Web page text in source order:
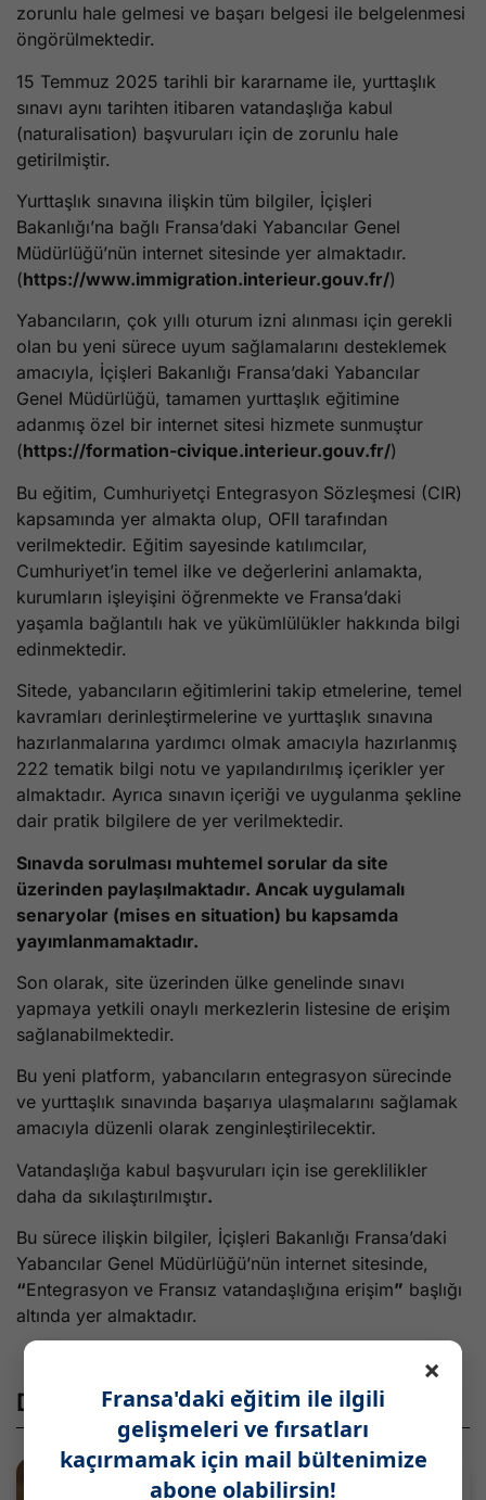
zorunlu hale gelmesi ve başarı belgesi ile belgelenmesi
öngörülmektedir.
15 Temmuz 2025 tarihli bir kararname ile, yurttaşlık
sınavı aynı tarihten itibaren vatandaşlığa kabul
(naturalisation) başvuruları için de zorunlu hale
getirilmiştir.
Yurttaşlık sınavına ilişkin tüm bilgiler, İçişleri
Bakanlığı’na bağlı Fransa’daki Yabancılar Genel
Müdürlüğü’nün internet sitesinde yer almaktadır.
(https://www.immigration.interieur.gouv.fr/)
Yabancıların, çok yıllı oturum izni alınması için gerekli
olan bu yeni sürece uyum sağlamalarını desteklemek
amacıyla, İçişleri Bakanlığı Fransa’daki Yabancılar
Genel Müdürlüğü, tamamen yurttaşlık eğitimine
adanmış özel bir internet sitesi hizmete sunmuştur
(https://formation-civique.interieur.gouv.fr/)
Bu eğitim, Cumhuriyetçi Entegrasyon Sözleşmesi (CIR)
kapsamında yer almakta olup, OFII tarafından
verilmektedir. Eğitim sayesinde katılımcılar,
Cumhuriyet’in temel ilke ve değerlerini anlamakta,
kurumların işleyişini öğrenmekte ve Fransa’daki
yaşamla bağlantılı hak ve yükümlülükler hakkında bilgi
edinmektedir.
Sitede, yabancıların eğitimlerini takip etmelerine, temel
kavramları derinleştirmelerine ve yurttaşlık sınavına
hazırlanmalarına yardımcı olmak amacıyla hazırlanmış
222 tematik bilgi notu ve yapılandırılmış içerikler yer
almaktadır. Ayrıca sınavın içeriği ve uygulanma şekline
dair pratik bilgilere de yer verilmektedir.
Sınavda sorulması muhtemel sorular da site
üzerinden paylaşılmaktadır. Ancak uygulamalı
senaryolar (mises en situation) bu kapsamda
yayımlanmamaktadır.
Son olarak, site üzerinden ülke genelinde sınavı
yapmaya yetkili onaylı merkezlerin listesine de erişim
sağlanabilmektedir.
Bu yeni platform, yabancıların entegrasyon sürecinde
ve yurttaşlık sınavında başarıya ulaşmalarını sağlamak
amacıyla düzenli olarak zenginleştirilecektir.
Vatandaşlığa kabul başvuruları için ise gereklilikler
daha da sıkılaştırılmıştır.
Bu sürece ilişkin bilgiler, İçişleri Bakanlığı Fransa’daki
Yabancılar Genel Müdürlüğü’nün internet sitesinde,
“Entegrasyon ve Fransız vatandaşlığına erişim” başlığı
altında yer almaktadır.
Diğer Paylaşımlar
×
Fransa'daki eğitim ile ilgili
gelişmeleri ve fırsatları
kaçırmamak için mail bültenimize
abone olabilirsin!